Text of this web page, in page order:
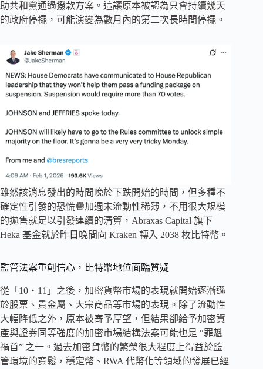
助共和黨通過撥款方案。這讓原本被認為只會持續幾天
的政府停擺，可能演變為數月內的第二次長時間停擺。
雖然該消息發出的時間晚於下跌開始的時間，但多種不
確定性引發的恐慌疊加週末流動性稀薄，不用很大規模
的拋售就足以引發連續的清算，Abraxas Capital 旗下
Heka 基金就於昨日晚間向 Kraken 轉入 2038 枚比特幣。
監管法案重創信心，比特幣地位面臨質疑
從「10・11」之後，加密貨幣市場的表現就開始逐漸遜
於股票、貴金屬、大宗商品等市場的表現。除了流動性
大幅降低之外，原本被寄予厚望，但結果卻給予加密資
產與證券同等強度的加密市場結構法案可能也是 “罪魁
禍首” 之一。過去加密貨幣的繁榮很大程度上得益於監
管環境的寬鬆，穩定幣、RWA 代幣化等領域的發展已經